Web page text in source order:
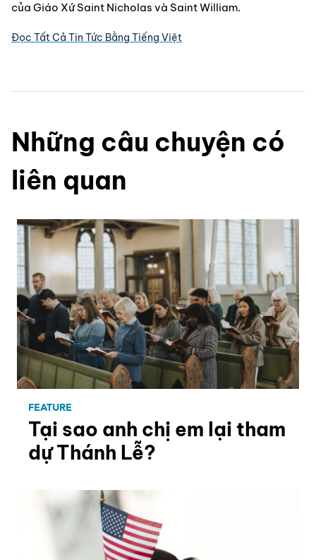
của Giáo Xứ Saint Nicholas và Saint William.
Đọc Tất Cả Tin Tức Bằng Tiếng Việt
Những câu chuyện có
liên quan
FEATURE
Tại sao anh chị em lại tham
dự Thánh Lễ?